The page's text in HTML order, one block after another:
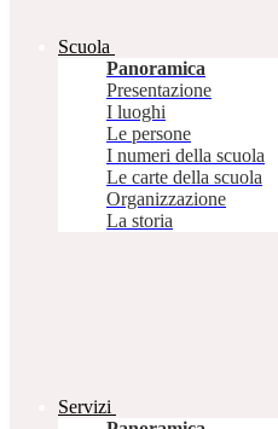
Scuola
Panoramica
Presentazione
I luoghi
Le persone
I numeri della scuola
Le carte della scuola
Organizzazione
La storia
Servizi